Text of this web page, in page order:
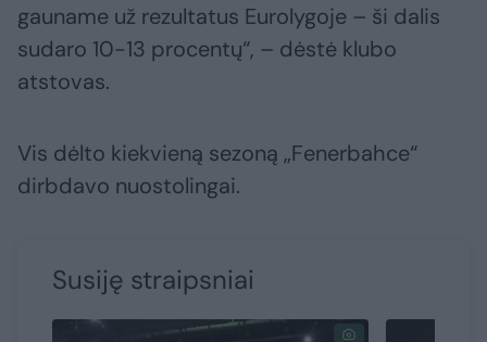
gauname už rezultatus Eurolygoje – ši dalis
sudaro 10-13 procentų“, – dėstė klubo
atstovas.
Vis dėlto kiekvieną sezoną „Fenerbahce“
dirbdavo nuostolingai.
Susiję straipsniai